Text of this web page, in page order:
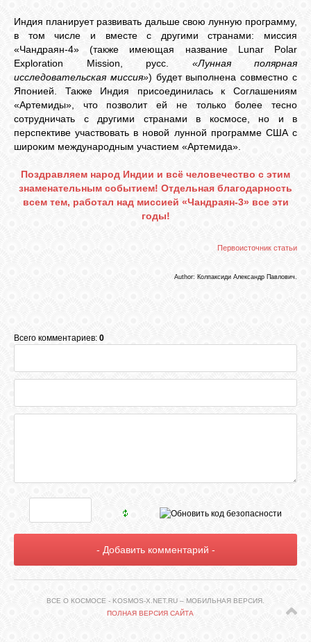
Индия планирует развивать дальше свою лунную программу,
в том числе и вместе с другими странами: миссия
«Чандраян-4» (также имеющая название Lunar Polar
Exploration Mission, русс. «Лунная полярная
исследовательская миссия») будет выполнена совместно с
Японией. Также Индия присоединилась к Соглашениям
«Артемиды», что позволит ей не только более тесно
сотрудничать с другими странами в космосе, но и в
перспективе участвовать в новой лунной программе США с
широким международным участием «Артемида».
Поздравляем народ Индии и всё человечество с этим
знаменательным событием! Отдельная благодарность
всем тем, работал над миссией «Чандраян-3» все эти
годы!
Первоисточник статьи
Author: Колпаксиди Александр Павлович.
Всего комментариев: 0
ВСЕ О КОСМОСЕ - KOSMOS-X.NET.RU – МОБИЛЬНАЯ ВЕРСИЯ.
ПОЛНАЯ ВЕРСИЯ САЙТА